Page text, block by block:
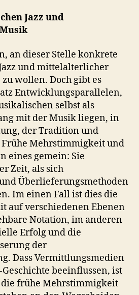
Jazz und
an dieser Stelle konkrete
und mittelalterlicher
wollen. Doch gibt es
Entwicklungsparallelen,
selbst als
mit der Musik liegen, in
der Tradition und
Mehrstimmigkeit und
eines gemein: Sie
Zeit, als sich
Überlieferungsmethoden
Im einen Fall ist dies die
auf verschiedenen Ebenen
Notation, im anderen
Erfolg und die
der
Dass Vermittlungsmedien
beeinflussen, ist
die frühe Mehrstimmigkeit